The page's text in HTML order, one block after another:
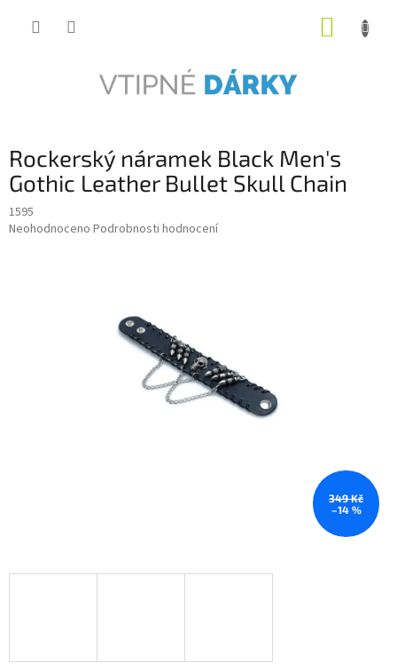
Rockerský náramek Black Men's
Gothic Leather Bullet Skull Chain
1595
Průměrné
Neohodnoceno Podrobnosti hodnocení
349 Kč
–14 %